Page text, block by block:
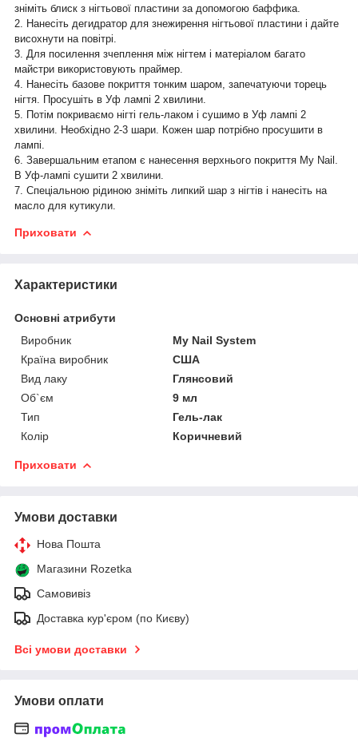
зніміть блиск з нігтьової пластини за допомогою баффика.
2. Нанесіть дегидратор для знежирення нігтьової пластини і дайте
висохнути на повітрі.
3. Для посилення зчеплення між нігтем і матеріалом багато
майстри використовують праймер.
4. Нанесіть базове покриття тонким шаром, запечатуючи торець
нігтя. Просушіть в Уф лампі 2 хвилини.
5. Потім покриваємо нігті гель-лаком і сушимо в Уф лампі 2
хвилини. Необхідно 2-3 шари. Кожен шар потрібно просушити в
лампі.
6. Завершальним етапом є нанесення верхнього покриття My Nail.
В Уф-лампі сушити 2 хвилини.
7. Спеціальною рідиною зніміть липкий шар з нігтів і нанесіть на
масло для кутикули.
Приховати
Характеристики
Основні атрибути
Виробник
My Nail System
Країна виробник
США
Вид лаку
Глянсовий
Об`єм
9 мл
Тип
Гель-лак
Колір
Коричневий
Приховати
Умови доставки
Нова Пошта
Магазини Rozetka
Самовивіз
Доставка кур'єром (по Києву)
Всі умови доставки
Умови оплати